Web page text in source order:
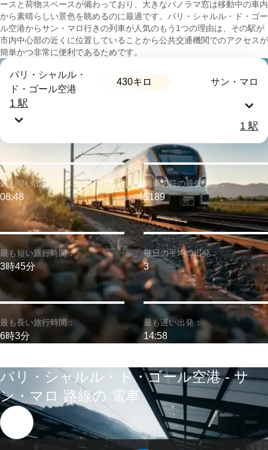
ースと荷物スペースが備わっており、大きなパノラマ窓は移動中の車内
から素晴らしい景色を眺めるのに最適です。パリ・シャルル・ド・ゴー
ル空港からサン・マロ行きの列車が人気のもう1つの理由は、その駅が
市内中心部の近くに位置していることから公共交通機関でのアクセスが
簡単かつ非常に便利であるためです。
パリ・シャルル・
ド・ゴール空港
430キロ サン・マロ
1 駅
1 駅
最も短い旅行時間：
3時45分
最も早い出発：
08:48
最も長い旅行時間：
6時3分
列車切符の最低価格：
$189
毎日の平均の出発：
3
最も遅い出発：
14:58
パリ・シャルル・ド・ゴール空港 - サ
ン・マロ 路線の 電車